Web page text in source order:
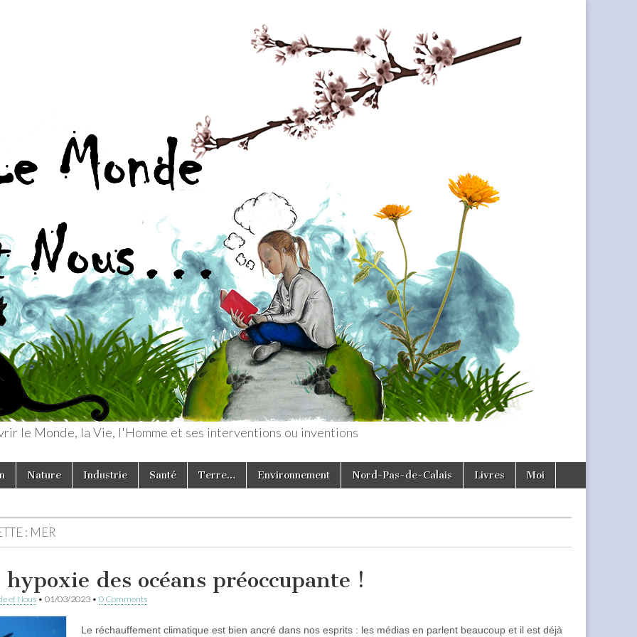
le Monde, la Vie, l'Homme et ses interventions ou inventions
Nature Industrie Santé Terre… Environnement Nord-Pas-de-Calais Livres Moi
: MER
hypoxie des océans préoccupante !
et Nous • 01/03/2023 • 0 Comments
Le réchauffement climatique est bien ancré dans nos esprits : les médias en parlent beaucoup et il est déjà